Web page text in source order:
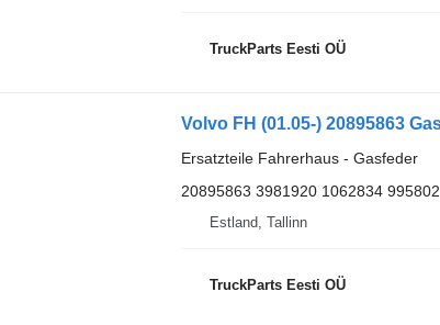
TruckParts Eesti OÜ
Ersatzteile Fahrerhaus - Gasfeder
20895863 3981920 1062834 995802
Estland, Tallinn
TruckParts Eesti OÜ